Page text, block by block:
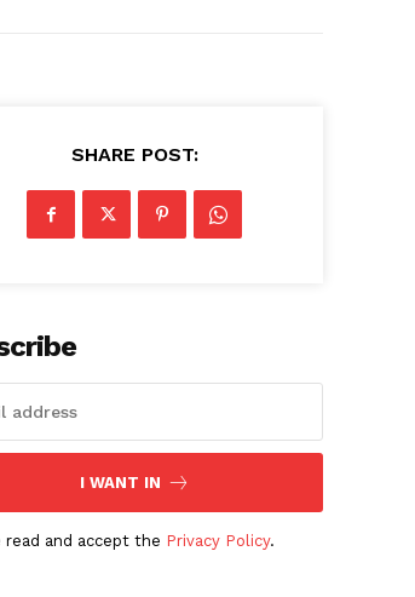
SHARE POST:
I WANT IN
read and accept the Privacy Policy.